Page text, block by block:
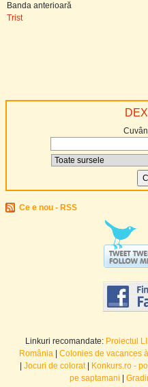
Ce e nou - RSS
Banda anterioară
Trist
Linkuri recomandate: Proiectul
România| Colonies de vacances
Jocuri de colorat Konkurs.ro -
pe saptamani